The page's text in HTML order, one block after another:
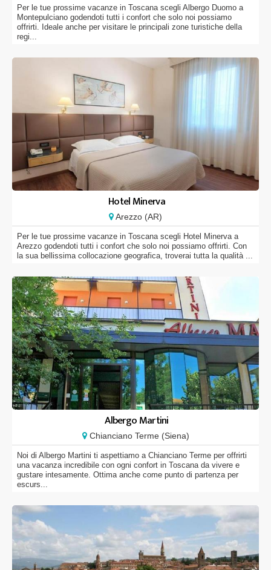
Per le tue prossime vacanze in Toscana scegli Albergo Duomo a
Montepulciano godendoti tutti i confort che solo noi possiamo
offrirti. Ideale anche per visitare le principali zone turistiche della
regi...
Hotel Minerva
Arezzo (AR)
Per le tue prossime vacanze in Toscana scegli Hotel Minerva a
Arezzo godendoti tutti i confort che solo noi possiamo offrirti. Con
la sua bellissima collocazione geografica, troverai tutta la qualità ...
Albergo Martini
Chianciano Terme (Siena)
Noi di Albergo Martini ti aspettiamo a Chianciano Terme per offrirti
una vacanza incredibile con ogni confort in Toscana da vivere e
gustare intesamente. Ottima anche come punto di partenza per
escurs...